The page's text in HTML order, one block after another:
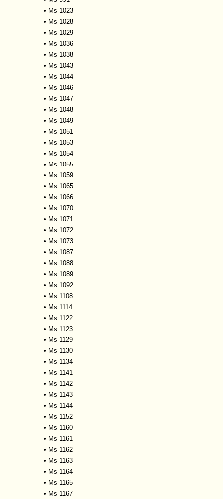
• Ms 1023
• Ms 1028
• Ms 1029
• Ms 1036
• Ms 1038
• Ms 1043
• Ms 1044
• Ms 1046
• Ms 1047
• Ms 1048
• Ms 1049
• Ms 1051
• Ms 1053
• Ms 1054
• Ms 1055
• Ms 1059
• Ms 1065
• Ms 1066
• Ms 1070
• Ms 1071
• Ms 1072
• Ms 1073
• Ms 1087
• Ms 1088
• Ms 1089
• Ms 1092
• Ms 1108
• Ms 1114
• Ms 1122
• Ms 1123
• Ms 1129
• Ms 1130
• Ms 1134
• Ms 1141
• Ms 1142
• Ms 1143
• Ms 1144
• Ms 1152
• Ms 1160
• Ms 1161
• Ms 1162
• Ms 1163
• Ms 1164
• Ms 1165
• Ms 1167